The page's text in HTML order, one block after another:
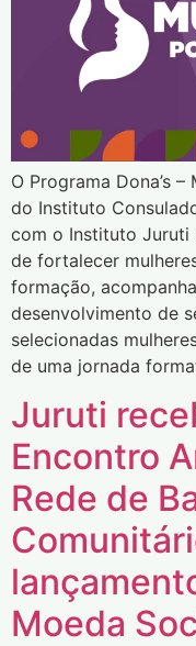
O Programa Dona’s
do Instituto
com o Instituto Juruti
de fortalecer
formação,
desenvolvimento de
selecionadas
de uma jornada
Juruti
Encontro
Rede de
Moeda